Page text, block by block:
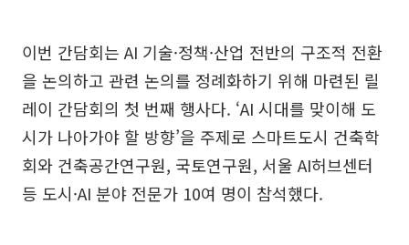
이번 간담회는 AI 기술·정책·산업 전반의 구조적 전환
을 논의하고 관련 논의를 정례화하기 위해 마련된 릴
레이 간담회의 첫 번째 행사다. ‘AI 시대를 맞이해 도
시가 나아가야 할 방향’을 주제로 스마트도시 건축학
회와 건축공간연구원, 국토연구원, 서울 AI허브센터
등 도시·AI 분야 전문가 10여 명이 참석했다.